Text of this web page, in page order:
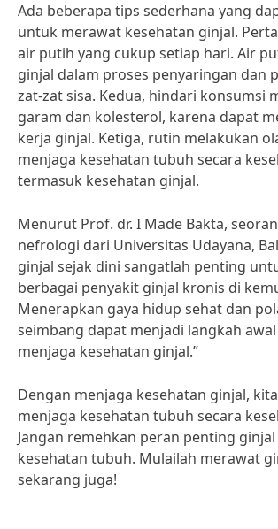
Ada beberapa tips sederhana yang
untuk merawat kesehatan ginjal.
air putih yang cukup setiap hari. Air
ginjal dalam proses penyaringan dan
zat-zat sisa. Kedua, hindari konsumsi
garam dan kolesterol, karena dapat
kerja ginjal. Ketiga, rutin melakukan
menjaga kesehatan tubuh secara
termasuk kesehatan ginjal.
Menurut Prof. dr. I Made Bakta,
nefrologi dari Universitas Udayana,
ginjal sejak dini sangatlah penting
berbagai penyakit ginjal kronis di
Menerapkan gaya hidup sehat dan
seimbang dapat menjadi langkah
menjaga kesehatan ginjal.”
Dengan menjaga kesehatan ginjal,
menjaga kesehatan tubuh secara
Jangan remehkan peran penting
kesehatan tubuh. Mulailah merawat
sekarang juga!